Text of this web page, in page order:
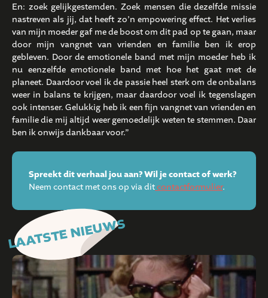
En: zoek gelijkgestemden. Zoek mensen die dezelfde missie
nastreven als jij, dat heeft zo’n empowering effect. Het verlies
van mijn moeder gaf me de boost om dit pad op te gaan, maar
door mijn vangnet van vrienden en familie ben ik erop
gebleven. Door de emotionele band met mijn moeder heb ik
nu eenzelfde emotionele band met hoe het gaat met de
planeet. Daardoor voel ik de passie heel sterk om de onbalans
weer in balans te krijgen, maar daardoor voel ik tegenslagen
ook intenser. Gelukkig heb ik een fijn vangnet van vrienden en
familie die mij altijd weer gemoedelijk weten te stemmen. Daar
ben ik onwijs dankbaar voor.”
Spreekt dit verhaal jou aan? Wil je contact of werk?
Neem contact met ons op via ditcontactformulier.
LAATSTE NIEUWS